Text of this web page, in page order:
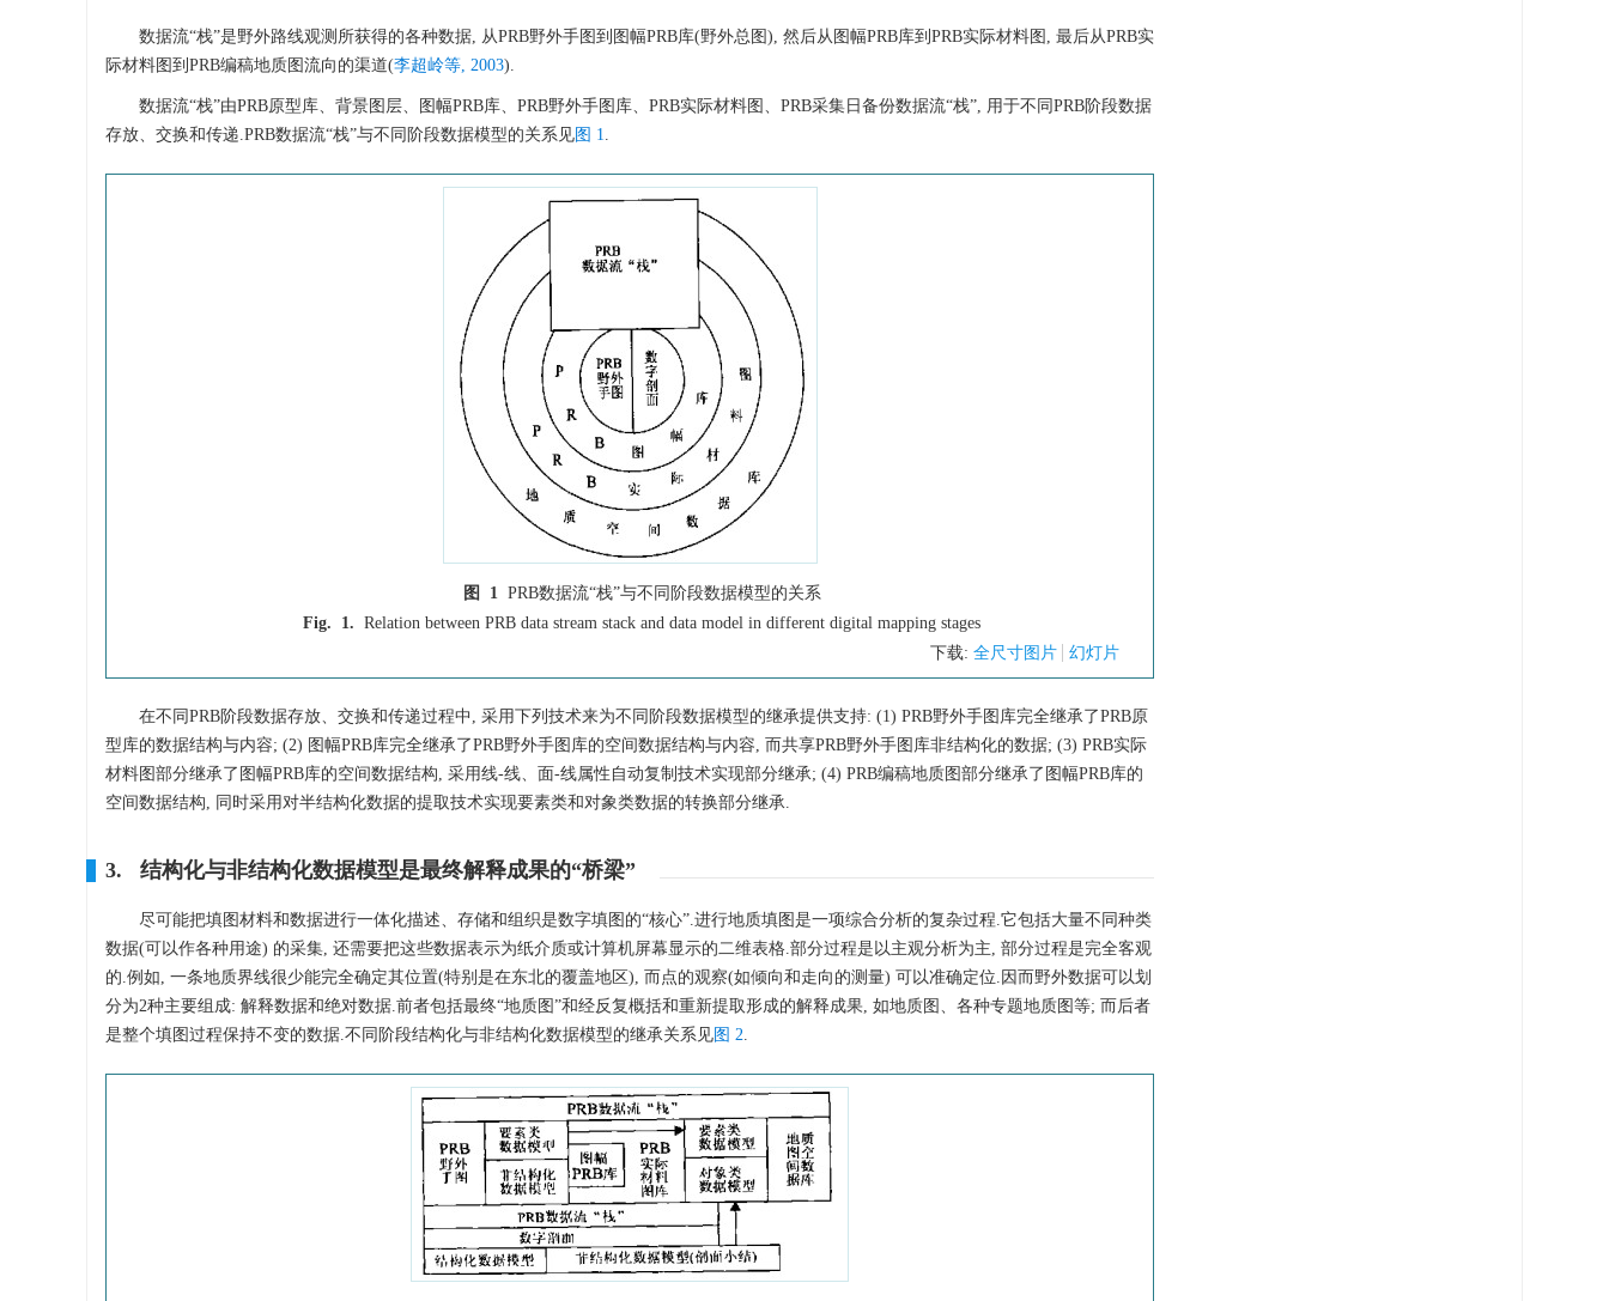
数据流“栈”是野外路线观测所获得的各种数据, 从PRB野外手图到图幅PRB库(野外总图), 然后从图幅PRB库到PRB实际材料图, 最后从PRB实
际材料图到PRB编稿地质图流向的渠道(李超岭等, 2003).
数据流“栈”由PRB原型库、背景图层、图幅PRB库、PRB野外手图库、PRB实际材料图、PRB采集日备份数据流“栈”, 用于不同PRB阶段数据
存放、交换和传递.PRB数据流“栈”与不同阶段数据模型的关系见图 1.
图 1 PRB数据流“栈”与不同阶段数据模型的关系
Fig. 1. Relation between PRB data stream stack and data model in different digital mapping stages
下载: 全尺寸图片 幻灯片
在不同PRB阶段数据存放、交换和传递过程中, 采用下列技术来为不同阶段数据模型的继承提供支持: (1) PRB野外手图库完全继承了PRB原
型库的数据结构与内容; (2) 图幅PRB库完全继承了PRB野外手图库的空间数据结构与内容, 而共享PRB野外手图库非结构化的数据; (3) PRB实际
材料图部分继承了图幅PRB库的空间数据结构, 采用线-线、面-线属性自动复制技术实现部分继承; (4) PRB编稿地质图部分继承了图幅PRB库的
空间数据结构, 同时采用对半结构化数据的提取技术实现要素类和对象类数据的转换部分继承.
3. 结构化与非结构化数据模型是最终解释成果的“桥梁”
尽可能把填图材料和数据进行一体化描述、存储和组织是数字填图的“核心”.进行地质填图是一项综合分析的复杂过程.它包括大量不同种类
数据(可以作各种用途) 的采集, 还需要把这些数据表示为纸介质或计算机屏幕显示的二维表格.部分过程是以主观分析为主, 部分过程是完全客观
的.例如, 一条地质界线很少能完全确定其位置(特别是在东北的覆盖地区), 而点的观察(如倾向和走向的测量) 可以准确定位.因而野外数据可以划
分为2种主要组成: 解释数据和绝对数据.前者包括最终“地质图”和经反复概括和重新提取形成的解释成果, 如地质图、各种专题地质图等; 而后者
是整个填图过程保持不变的数据.不同阶段结构化与非结构化数据模型的继承关系见图 2.